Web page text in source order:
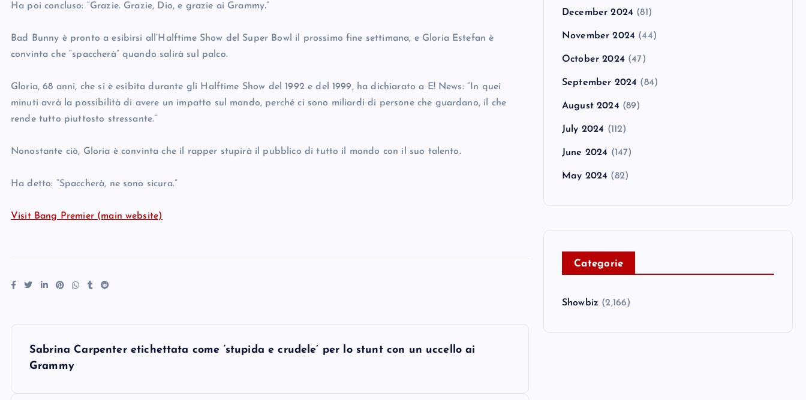
Ha poi concluso: “Grazie. Grazie, Dio, e grazie ai Grammy.”
Bad Bunny è pronto a esibirsi all’Halftime Show del Super Bowl il prossimo fine settimana, e Gloria Estefan è
convinta che “spaccherà” quando salirà sul palco.
Gloria, 68 anni, che si è esibita durante gli Halftime Show del 1992 e del 1999, ha dichiarato a E! News: “In quei
minuti avrà la possibilità di avere un impatto sul mondo, perché ci sono miliardi di persone che guardano, il che
rende tutto piuttosto stressante.”
Nonostante ciò, Gloria è convinta che il rapper stupirà il pubblico di tutto il mondo con il suo talento.
Ha detto: “Spaccherà, ne sono sicura.”
Visit Bang Premier (main website)
Sabrina Carpenter etichettata come ‘stupida e crudele’ per lo stunt con un uccello ai
Grammy
December 2024 (81)
November 2024 (44)
October 2024 (47)
September 2024 (84)
August 2024 (89)
July 2024 (112)
June 2024 (147)
May 2024 (82)
Categorie
Showbiz (2,166)